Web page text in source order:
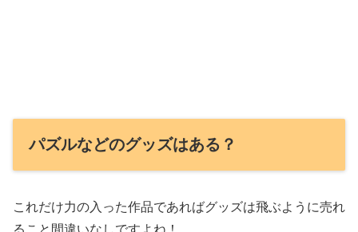
パズルなどのグッズはある？
これだけ力の入った作品であればグッズは飛ぶように売れ
ること間違いなしですよね！